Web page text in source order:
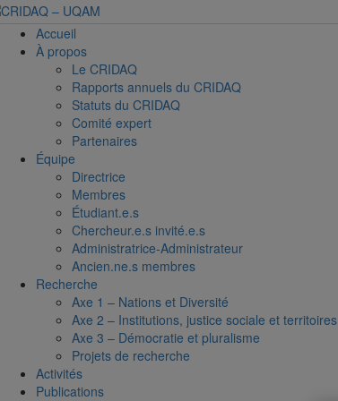
Accueil
À propos
Le CRIDAQ
Rapports annuels du CRIDAQ
Statuts du CRIDAQ
Comité expert
Partenaires
Équipe
Directrice
Membres
Étudiant.e.s
Chercheur.e.s invité.e.s
Administratrice-Administrateur
Ancien.ne.s membres
Recherche
Axe 1 – Nations et Diversité
Axe 2 – Institutions, justice sociale et territoires
Axe 3 – Démocratie et pluralisme
Projets de recherche
Activités
Publications